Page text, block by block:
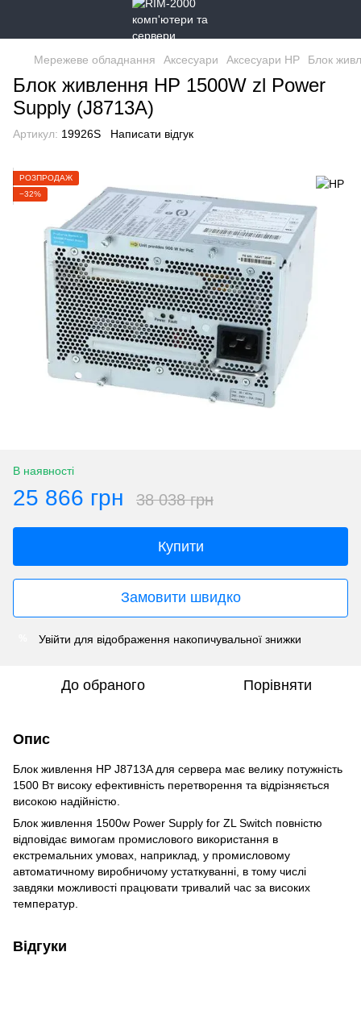
Мережеве обладнання Аксесуари Аксесуари HP Блок
Блок живлення HP 1500W zl Power
Supply (J8713A)
Артикул: 19926S Написати відгук
РОЗПРОДАЖ
−32%
В наявності
25 866 грн 38 038 грн
Купити
Замовити швидко
Увійти для відображення накопичувальної знижки
До обраного Порівняти
Опис
Блок живлення НР J8713A для сервера має велику потужність
1500 Вт високу ефективність перетворення та відрізняється
високою надійністю.
Блок живлення 1500w Power Supply for ZL Switch повністю
відповідає вимогам промислового використання в
екстремальних умовах, наприклад, у промисловому
автоматичному виробничому устаткуванні, в тому числі
завдяки можливості працювати тривалий час за високих
температур.
Відгуки